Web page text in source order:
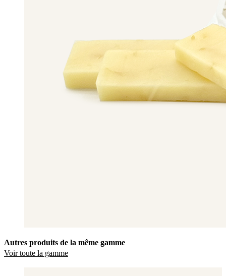
Autres produits de la même gamme
Voir toute la gamme